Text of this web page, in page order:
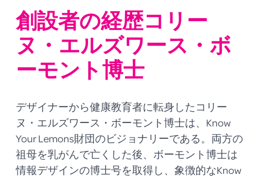
創設者の経歴コリー
ヌ・エルズワース・ボ
ーモント博士
デザイナーから健康教育者に転身したコリー
ヌ・エルズワース・ボーモント博士は、Know
Your Lemons財団のビジョナリーである。両方の
祖母を乳がんで亡くした後、ボーモント博士は
情報デザインの博士号を取得し、象徴的なKnow